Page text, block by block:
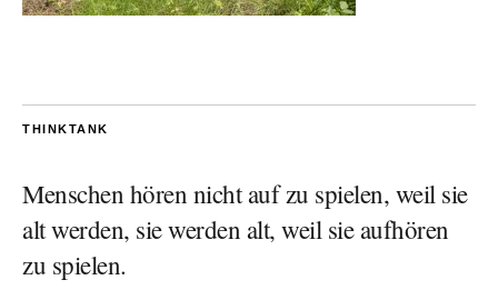
THINKTANK
Menschen hören nicht auf zu spielen, weil sie
alt werden, sie werden alt, weil sie aufhören
zu spielen.